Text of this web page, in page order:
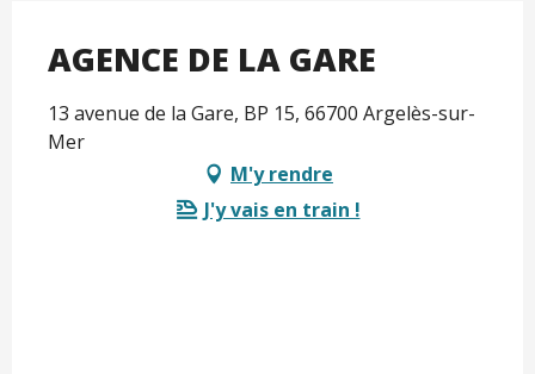
AGENCE DE LA GARE
13 avenue de la Gare, BP 15, 66700 Argelès-sur-
Mer
M'y rendre
J'y vais en train !